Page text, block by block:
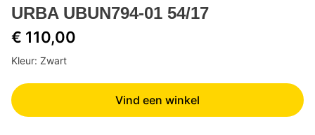
URBA UBUN794-01 54/17
€ 110,00
Kleur: Zwart
Vind een winkel